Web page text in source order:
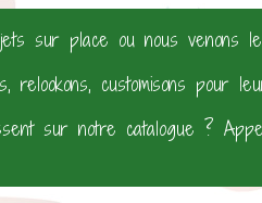
sur place ou nous venons
relookons, customisons pour
sur notre catalogue ?